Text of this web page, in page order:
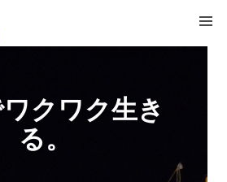
クワク生き
る。